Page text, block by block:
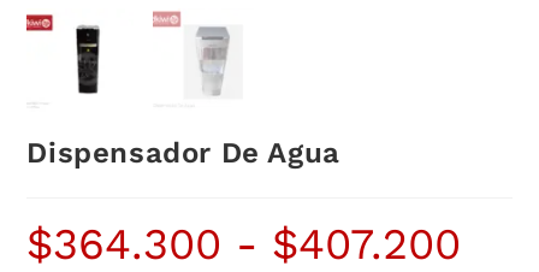
Dispensador De Agua
$364.300 - $407.200